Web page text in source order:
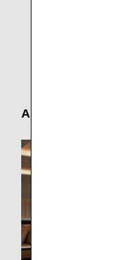
Andere